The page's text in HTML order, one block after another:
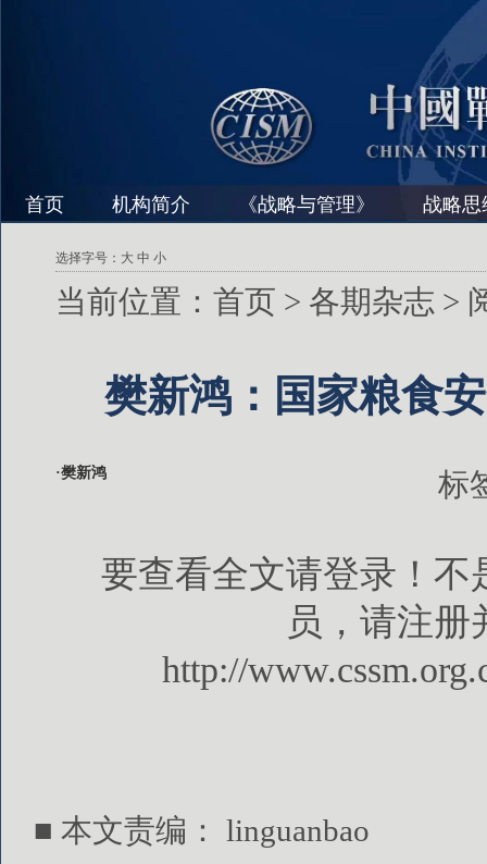
首页 机构简介 《战略与管理》 战略思
选择字号： 大 中 小
当前位置： 首页 > 各期杂志 >
樊新鸿：国家粮食
·樊新鸿 标
要查看全文请登录！不
员，请注册
http://
■ 本文责编： linguanbao